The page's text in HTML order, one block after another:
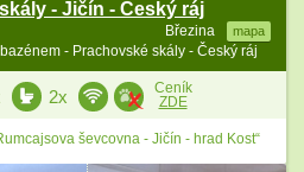
- Jičín - Český ráj
Březina mapa
- Prachovské skály - Český ráj
2x
Ceník
ZDE
ševcovna - Jičín - hrad Kost“